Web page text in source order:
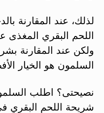
لذلك، عند المقارنة
اللحم البقري
ولكن عند المقارنة
السلمون هو الخيار
نصيحتى؟ اطلب
شريحة اللحم البقري